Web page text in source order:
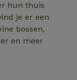
hun thuis
je er een
bossen,
en meer